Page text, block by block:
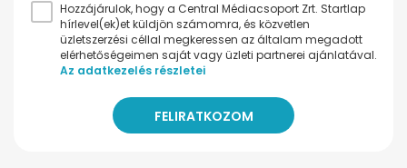
Hozzájárulok, hogy a Central Médiacsoport Zrt. Startlap
hírlevel(ek)et küldjön számomra, és közvetlen
üzletszerzési céllal megkeressen az általam megadott
elérhetőségeimen saját vagy üzleti partnerei ajánlatával.
Az adatkezelés részletei